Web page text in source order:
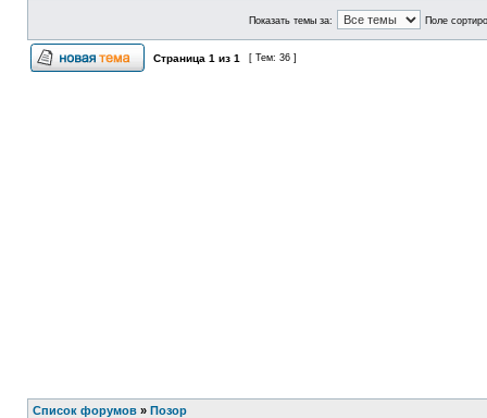
Показать темы за: Поле
Страница 1 из 1 [ Тем: 36 ]
Список форумов » Позор